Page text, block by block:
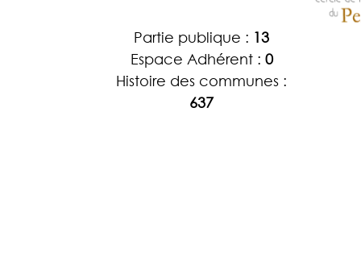
Partie publique : 13
Espace Adhérent : 0
Histoire des communes :
637